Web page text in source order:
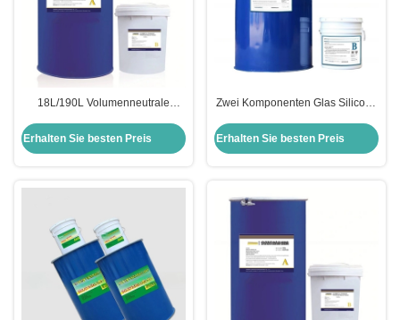
18L/190L Volumenneutrale
für allgemeine Zwecke SV-8800
Erhalten Sie besten Preis
Zwei Komponenten Glas Silicone
Saldo T/T Zahlungsfrist
Erhalten Sie besten Preis